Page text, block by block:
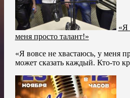
«Я
меня просто талант!»
«Я вовсе не хвастаюсь, у меня
может сказать каждый. Кто-то